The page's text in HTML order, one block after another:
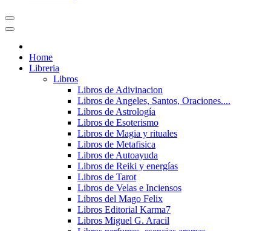
Home
Libreria
Libros
Libros de Adivinacion
Libros de Angeles, Santos, Oraciones....
Libros de Astrología
Libros de Esoterismo
Libros de Magia y rituales
Libros de Metafisica
Libros de Autoayuda
Libros de Reiki y energías
Libros de Tarot
Libros de Velas e Inciensos
Libros del Mago Felix
Libros Editorial Karma7
Libros Miguel G. Aracil